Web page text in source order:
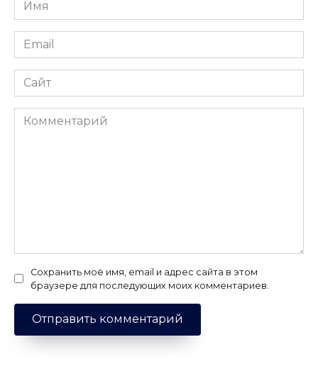
*
Email
*
Сайт
Комментарий
Сохранить моё имя, email и адрес сайта в этом
браузере для последующих моих комментариев.